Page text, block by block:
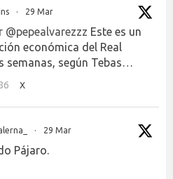
· 29 Mar
@pepealvarezzz Este es un
económica del Real
semanas, según Tebas…
X
· 29 Mar
Pájaro.